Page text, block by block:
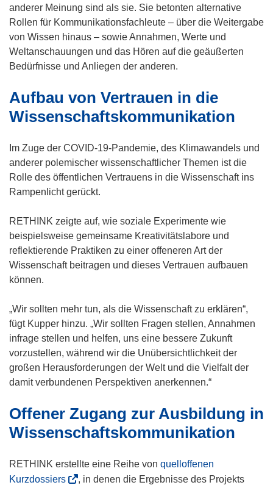
)
anderer Meinung sind als sie. Sie betonten alternative
Rollen für Kommunikationsfachleute – über die Weitergabe
von Wissen hinaus – sowie Annahmen, Werte und
Weltanschauungen und das Hören auf die geäußerten
Bedürfnisse und Anliegen der anderen.
Aufbau von Vertrauen in die
Wissenschaftskommunikation
Im Zuge der COVID-19-Pandemie, des Klimawandels und
anderer polemischer wissenschaftlicher Themen ist die
Rolle des öffentlichen Vertrauens in die Wissenschaft ins
Rampenlicht gerückt.
RETHINK zeigte auf, wie soziale Experimente wie
beispielsweise gemeinsame Kreativitätslabore und
reflektierende Praktiken zu einer offeneren Art der
Wissenschaft beitragen und dieses Vertrauen aufbauen
können.
„Wir sollten mehr tun, als die Wissenschaft zu erklären“,
fügt Kupper hinzu. „Wir sollten Fragen stellen, Annahmen
infrage stellen und helfen, uns eine bessere Zukunft
vorzustellen, während wir die Unübersichtlichkeit der
großen Herausforderungen der Welt und die Vielfalt der
damit verbundenen Perspektiven anerkennen.“
Offener Zugang zur Ausbildung in
Wissenschaftskommunikation
RETHINK erstellte eine Reihe von quelloffenen
Kurzdossiers(
, in denen die Ergebnisse des Projekts